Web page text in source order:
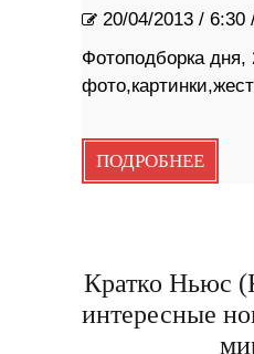
20/04/2013 / 6:30
Фотоподборка дня,
ПОДРОБНЕЕ
Кратко Ньюс
интересные